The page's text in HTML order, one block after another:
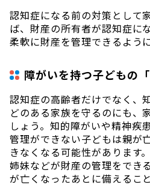
認知症になる前の対策として
ば、財産の所有者が認知症に
柔軟に財産を管理できるよう
障がいを持つ子どもの「
認知症の高齢者だけでなく、
どのある家族を守るのにも、
しょう。知的障がいや精神疾
管理ができない子どもは親が
きなくなる可能性があります
姉妹などが財産の管理をでき
が亡くなったあとに備えるこ